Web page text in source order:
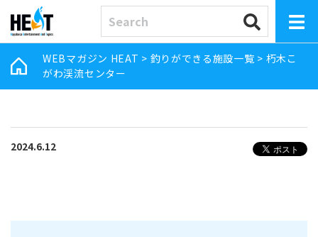
WEBマガジン HEAT > 釣りができる施設一覧 > 朽木こ
がわ渓流センター
2024.6.12